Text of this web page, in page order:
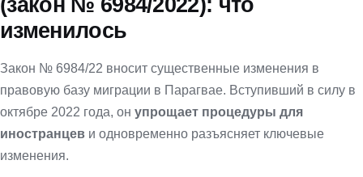
изменилось
Закон № 6984/22 вносит существенные изменения в
правовую базу миграции в Парагвае. Вступивший в силу в
октябре 2022 года, он упрощает процедуры для
иностранцев и одновременно разъясняет ключевые
изменения.